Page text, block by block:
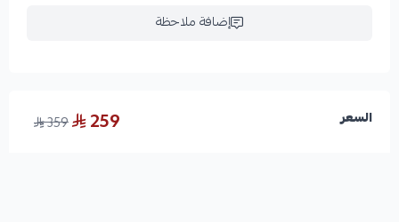
إضافة ملاحظة
السعر 259
359